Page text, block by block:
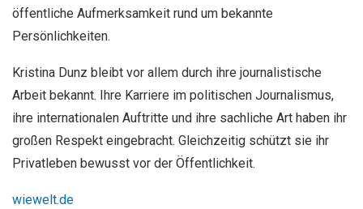
öffentliche Aufmerksamkeit rund um bekannte
Persönlichkeiten.
Kristina Dunz bleibt vor allem durch ihre journalistische
Arbeit bekannt. Ihre Karriere im politischen Journalismus,
ihre internationalen Auftritte und ihre sachliche Art haben ihr
großen Respekt eingebracht. Gleichzeitig schützt sie ihr
Privatleben bewusst vor der Öffentlichkeit.
wiewelt.de